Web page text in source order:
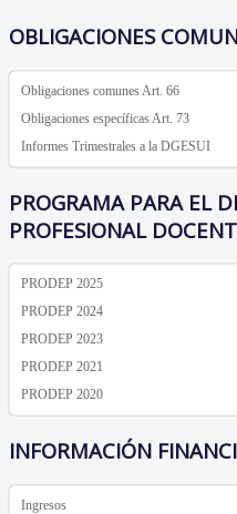
OBLIGACIONES
Obligaciones comunes Art. 66
Obligaciones específicas Art. 73
Informes Trimestrales a la DGESUI
PROGRAMA PARA EL
PROFESIONAL
PRODEP 2025
PRODEP 2024
PRODEP 2023
PRODEP 2021
PRODEP 2020
INFORMACIÓN
Ingresos